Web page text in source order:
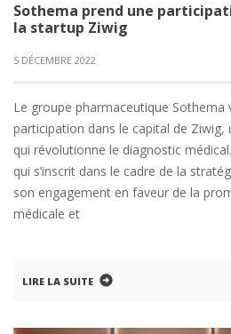
Sothema prend une
la startup Ziwig
5 DÉCEMBRE 2022
Le groupe pharmaceutique Sothema
participation dans le capital de Ziwig,
qui révolutionne le diagnostic
qui s’inscrit dans le cadre de la
son engagement en faveur de la
médicale et
LIRE LA SUITE